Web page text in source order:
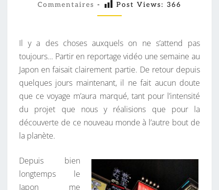
N
D
R
O
I
T
D
E
T
M
T
A
I
R
E
Commentaires - Post Views: 366
Il y a des choses auxquels on ne s’attend pas
toujours… Partir en reportage vidéo une semaine au
Japon en faisait clairement partie. De retour depuis
quelques jours maintenant, il ne fait aucun doute
que ce voyage m’aura marqué, tant pour l’intensité
du projet que nous y réalisions que pour la
découverte de ce nouveau monde à l’autre bout de
la planète.
Depuis bien
longtemps le
Japon me